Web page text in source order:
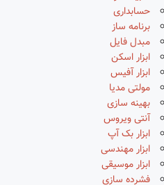
حسابداری
برنامه ساز
مبدل فایل
ابزار اسکن
ابزار آفیس
مولتی مدیا
بهینه سازی
آنتی ویروس
ابزار بک آپ
ابزار مهندسی
ابزار موسیقی
فشرده سازی